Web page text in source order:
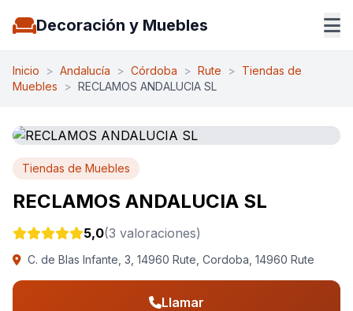
Decoración y Muebles
Inicio > Andalucía > Córdoba > Rute > Tiendas de
Muebles
> RECLAMOS ANDALUCIA SL
Tiendas de Muebles
RECLAMOS ANDALUCIA SL
5,0(3 valoraciones)
C. de Blas Infante, 3, 14960 Rute, Cordoba, 14960 Rute
Llamar